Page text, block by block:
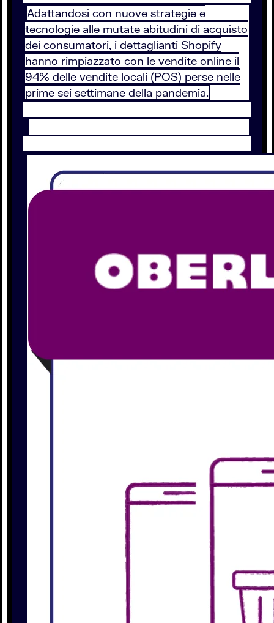
Adattandosi con nuove strategie e
tecnologie alle mutate abitudini di acquisto
dei consumatori, i dettaglianti Shopify
hanno rimpiazzato con le vendite online il
94% delle vendite locali (POS) perse nelle
prime sei settimane della pandemia.